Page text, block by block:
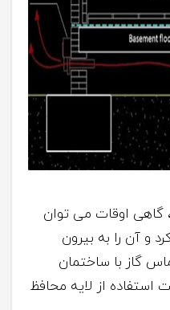
گاهی اوقات می توان
و آن را به بیرون
گاز با ساختمان
استفاده از لایه محافظ